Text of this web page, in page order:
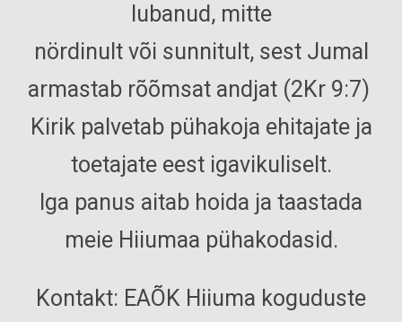
lubanud, mitte
nördinult või sunnitult, sest Jumal
armastab rõõmsat andjat (2Kr 9:7)
Kirik palvetab pühakoja ehitajate ja
toetajate eest igavikuliselt.
Iga panus aitab hoida ja taastada
meie Hiiumaa pühakodasid.
Kontakt: EAÕK Hiiuma koguduste